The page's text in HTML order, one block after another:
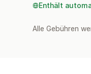
Enthält
Alle Gebühren